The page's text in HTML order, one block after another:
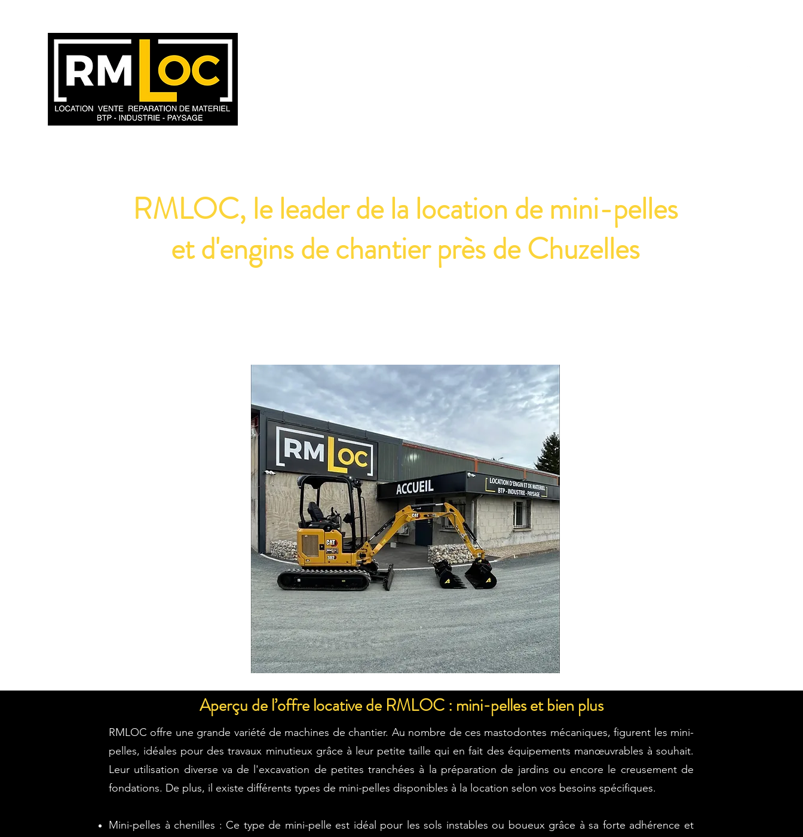
RMLOC, le leader de la location de mini-pelles
et d'engins de chantier près de Chuzelles
Aperçu de l’offre locative de RMLOC : mini-pelles et bien plus
RMLOC offre une grande variété de machines de chantier. Au nombre de ces mastodontes mécaniques, figurent les mini-
pelles, idéales pour des travaux minutieux grâce à leur petite taille qui en fait des équipements manœuvrables à souhait.
Leur utilisation diverse va de l'excavation de petites tranchées à la préparation de jardins ou encore le creusement de
fondations. De plus, il existe différents types de mini-pelles disponibles à la location selon vos besoins spécifiques.
Mini-pelles à chenilles : Ce type de mini-pelle est idéal pour les sols instables ou boueux grâce à sa forte adhérence et